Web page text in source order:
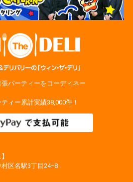
パーティーをコーディネー
ィー累計実績38,000件！
区名駅3丁目24−8